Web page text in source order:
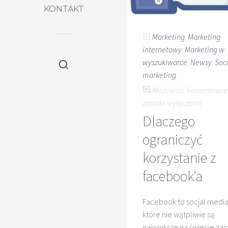
KONTAKT
Marketing Marketing
internetowy Marketing w
wyszukiwarce Newsy
marketing
Możliwość
została wyłączona
Dlaczego
ograniczyć
korzystanie z
facebook’a
Facebook to socjal media,
które nie wątpliwie są